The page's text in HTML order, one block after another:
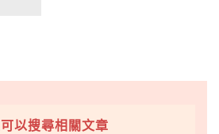
以搜尋相關文章